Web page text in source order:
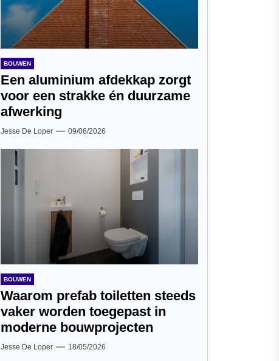
BOUWEN
Een aluminium afdekkap zorgt
voor een strakke én duurzame
afwerking
Jesse De Loper 09/06/2026
BOUWEN
Waarom prefab toiletten steeds
vaker worden toegepast in
moderne bouwprojecten
Jesse De Loper 18/05/2026